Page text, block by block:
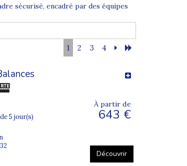
sécurisé, encadré par des équipes
jeux, veillées… Cette diversité
une dynamique de groupe
1 2 3 4
5 jour(s)
À partir de
643 €
Découvrir